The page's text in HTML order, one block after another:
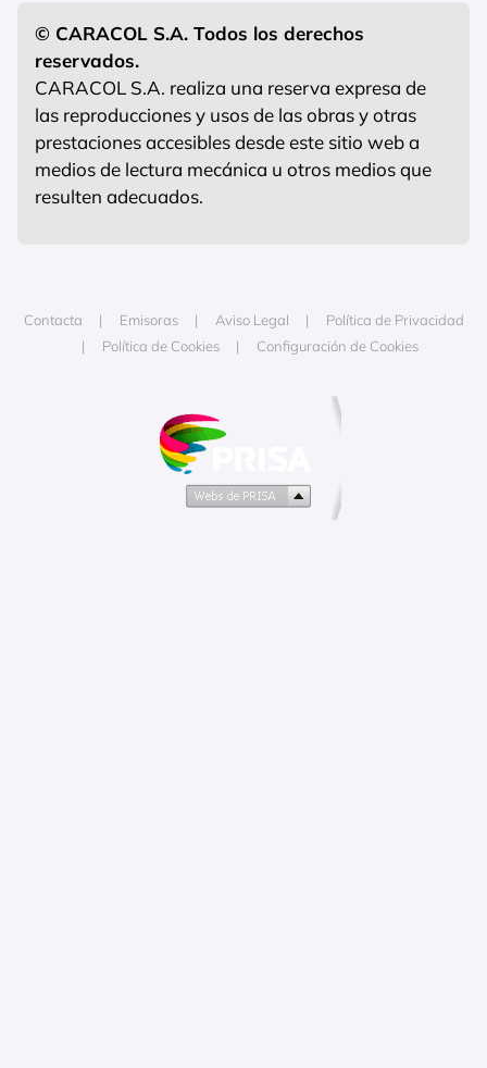
© CARACOL S.A. Todos los derechos
reservados.
CARACOL S.A. realiza una reserva expresa de
las reproducciones y usos de las obras y otras
prestaciones accesibles desde este sitio web a
medios de lectura mecánica u otros medios que
resulten adecuados.
Contacta Emisoras Aviso Legal
Política de Privacidad
Política de Cookies
Configuración de Cookies